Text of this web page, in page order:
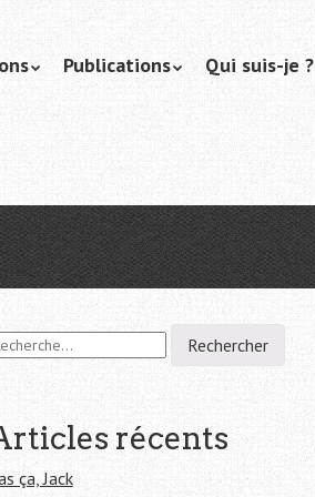
Publications Qui suis-je ?
récents
ça, Jack